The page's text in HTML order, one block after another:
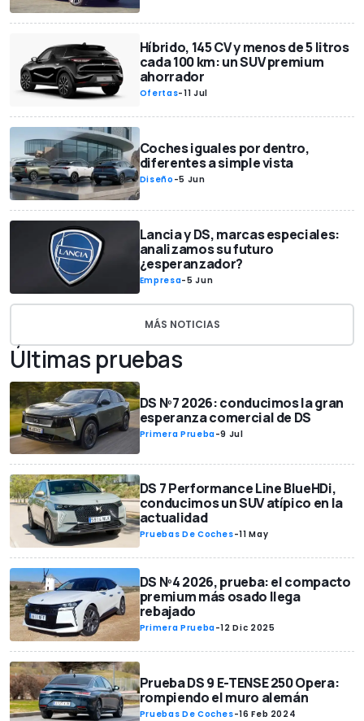
Híbrido, 145 CV y menos de 5 litros
cada 100 km: un SUV premium
ahorrador
Ofertas-11 Jul
Coches iguales por dentro,
diferentes a simple vista
Diseño -5 Jun
Lancia y DS, marcas especiales:
analizamos su futuro
¿esperanzador?
Empresa-5 Jun
MÁS NOTICIAS
Últimas pruebas
DS Nº7 2026: conducimos la gran
esperanza comercial de DS
Primera Prueba-9 Jul
DS 7 Performance Line BlueHDi,
conducimos un SUV atípico en la
actualidad
Pruebas De Coches-11 May
DS Nº4 2026, prueba: el compacto
premium más osado llega
rebajado
Primera Prueba-12 Dic 2025
Prueba DS 9 E-TENSE 250 Opera:
rompiendo el muro alemán
Pruebas De Coches-16 Feb 2024